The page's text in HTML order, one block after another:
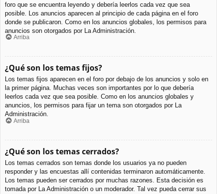
foro que se encuentra leyendo y debería leerlos cada vez que sea
posible. Los anuncios aparecen al principio de cada página en el foro
donde se publicaron. Como en los anuncios globales, los permisos para
anuncios son otorgados por La Administración.
Arriba
¿Qué son los temas fijos?
Los temas fijos aparecen en el foro por debajo de los anuncios y solo en
la primer página. Muchas veces son importantes por lo que debería
leerlos cada vez que sea posible. Como en los anuncios globales y
anuncios, los permisos para fijar un tema son otorgados por La
Administración.
Arriba
¿Qué son los temas cerrados?
Los temas cerrados son temas donde los usuarios ya no pueden
responder y las encuestas allí contenidas terminaron automáticamente.
Los temas pueden ser cerrados por muchas razones. Esta decisión es
tomada por La Administración o un moderador. Tal vez pueda cerrar sus